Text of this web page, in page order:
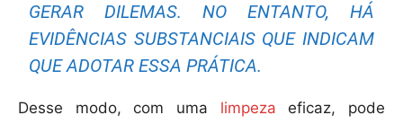
GERAR DILEMAS. NO ENTANTO, HÁ
EVIDÊNCIAS SUBSTANCIAIS QUE INDICAM
QUE ADOTAR ESSA PRÁTICA.
Desse modo, com uma limpeza eficaz, pode